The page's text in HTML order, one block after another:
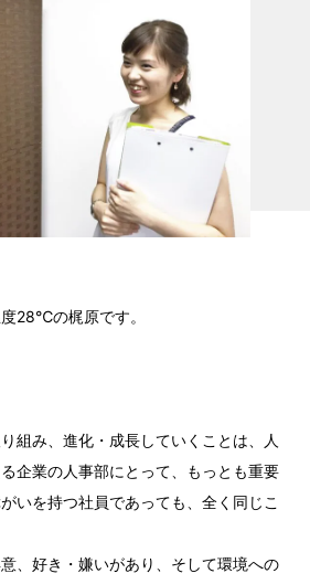
28℃の梶原です。
組み、進化・成長していくことは、人
企業の人事部にとって、もっとも重要
いを持つ社員であっても、全く同じこ
、好き・嫌いがあり、そして環境への